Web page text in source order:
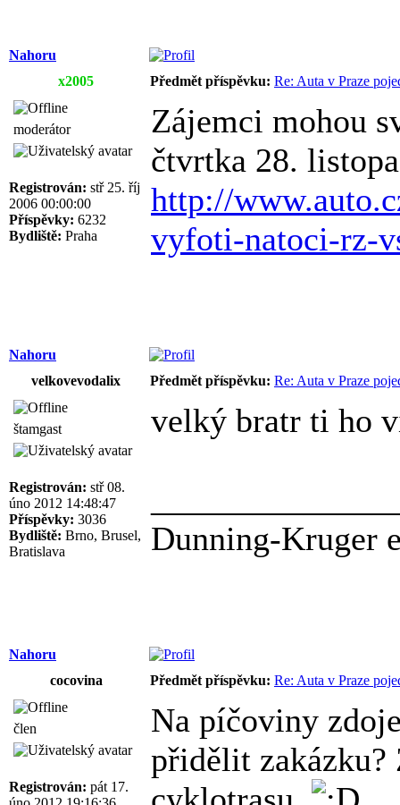
Nahoru
x2005
Předmět příspěvku: Re: Auta v Praze
moderátor
Registrován: stř 25. říj
2006 00:00:00
Příspěvky: 6232
Bydliště: Praha
Zájemci mohou
čtvrtka 28.
http://
vyfoti-natoci-rz-
Nahoru
velkovevodalix
Předmět příspěvku: Re: Auta v Praze
štamgast
Registrován: stř 08.
úno 2012 14:48:47
Příspěvky: 3036
Bydliště: Brno, Brusel,
Bratislava
velký bratr ti ho
Dunning-Kruger
Nahoru
cocovina
Předmět příspěvku: Re: Auta v Praze
člen
Registrován: pát 17.
Na píčoviny
přidělit zakázku?